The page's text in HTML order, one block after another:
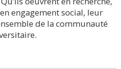
engagement social, leur
de la communauté